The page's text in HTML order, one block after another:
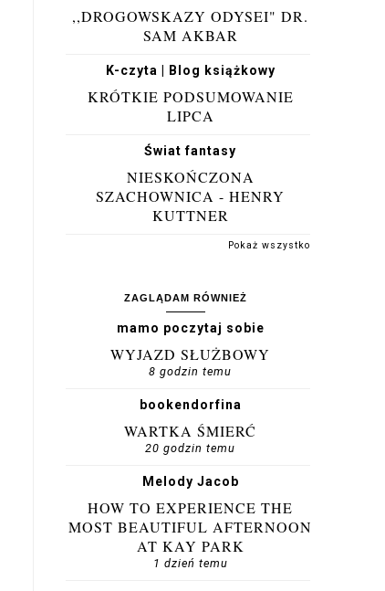
,,DROGOWSKAZY ODYSEI" DR.
SAM AKBAR
K-czyta | Blog książkowy
KRÓTKIE PODSUMOWANIE
LIPCA
Świat fantasy
NIESKOŃCZONA
SZACHOWNICA - HENRY
KUTTNER
Pokaż wszystko
ZAGLĄDAM RÓWNIEŻ
mamo poczytaj sobie
WYJAZD SŁUŻBOWY
8 godzin temu
bookendorfina
WARTKA ŚMIERĆ
20 godzin temu
Melody Jacob
HOW TO EXPERIENCE THE
MOST BEAUTIFUL AFTERNOON
AT KAY PARK
1 dzień temu